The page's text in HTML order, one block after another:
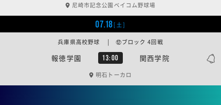
尼崎市記念公園ベイコム野球場
07.18[土]
報徳学園 13:00 関西学院
兵庫県高校野球 | ⑫ブロック 4回戦
明石トーカロ